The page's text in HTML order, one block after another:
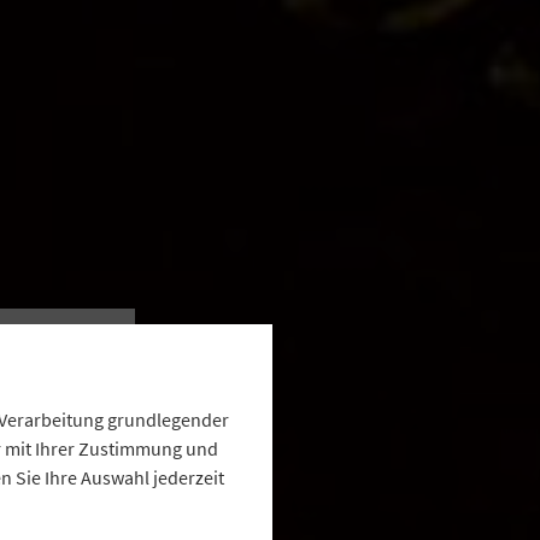
grundlegender
mit Ihrer Zustimmung und
Sie Ihre Auswahl jederzeit